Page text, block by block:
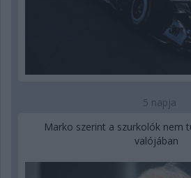
5 napja
Marko szerint a szurkolók nem
valójában